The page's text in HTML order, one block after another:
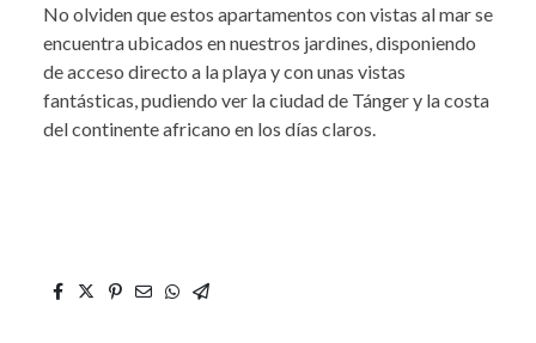
No olviden que estos apartamentos con vistas al mar se
encuentra ubicados en nuestros jardines, disponiendo
de acceso directo a la playa y con unas vistas
fantásticas, pudiendo ver la ciudad de Tánger y la costa
del continente africano en los días claros.